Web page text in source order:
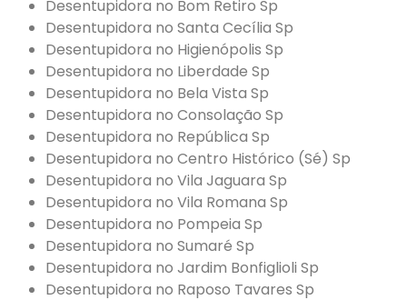
Desentupidora no Bom Retiro Sp
Desentupidora no Santa Cecília Sp
Desentupidora no Higienópolis Sp
Desentupidora no Liberdade Sp
Desentupidora no Bela Vista Sp
Desentupidora no Consolação Sp
Desentupidora no República Sp
Desentupidora no Centro Histórico (Sé) Sp
Desentupidora no Vila Jaguara Sp
Desentupidora no Vila Romana Sp
Desentupidora no Pompeia Sp
Desentupidora no Sumaré Sp
Desentupidora no Jardim Bonfiglioli Sp
Desentupidora no Raposo Tavares Sp